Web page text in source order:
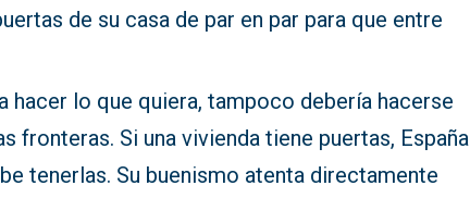
de su casa de par en par para que entre
hacer lo que quiera, tampoco debería hacerse
fronteras. Si una vivienda tiene puertas, España
tenerlas. Su buenismo atenta directamente